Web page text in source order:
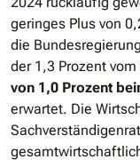
geringes Plus von
die
der 1,3 Prozent
von 1,0 Prozent
erwartet. Die